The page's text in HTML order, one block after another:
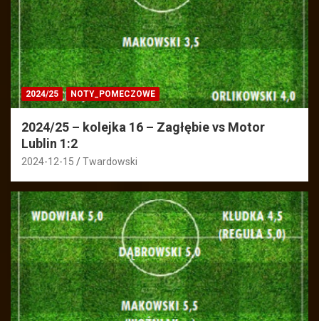
2024/25 NOTY_POMECZOWE
2024/25 – kolejka 16 – Zagłębie vs Motor
Lublin 1:2
2024-12-15 Twardowski